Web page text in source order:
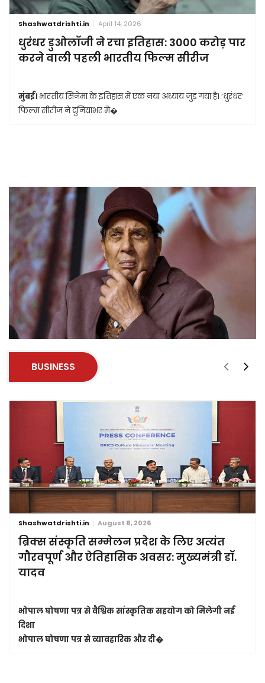
Shashwatdrishti.in April 14, 2026
धुरंधर डुओलॉजी ने रचा इतिहास: 3000 करोड़ पार
करने वाली पहली भारतीय फिल्म सीरीज
मुंबई। भारतीय सिनेमा के इतिहास में एक नया अध्याय जुड़ गया है। ‘धुरंधर’
फिल्म सीरीज ने दुनियाभर मे�
BUSINESS
Shashwatdrishti.in August 8, 2026
ब्रिक्स संस्कृति सम्मेलन प्रदेश के लिए अत्यंत
गौरवपूर्ण और ऐतिहासिक अवसर: मुख्यमंत्री डॉ.
यादव
भोपाल घोषणा पत्र से वैश्विक सांस्कृतिक सहयोग को मिलेगी नई
दिशा
भोपाल घोषणा पत्र से व्यावहारिक और दी�